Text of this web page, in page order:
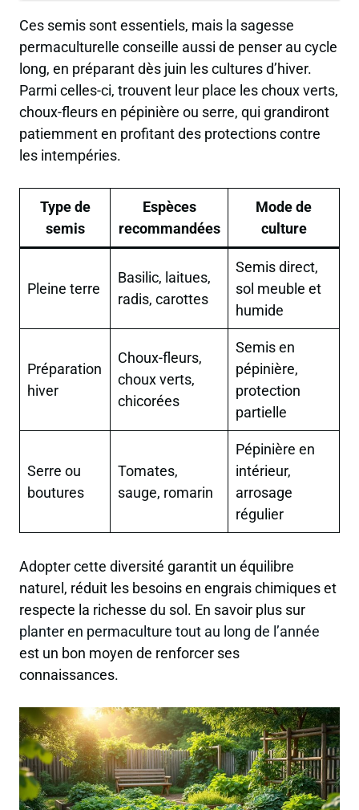
Ces semis sont essentiels, mais la sagesse
permaculturelle conseille aussi de penser au cycle
long, en préparant dès juin les cultures d’hiver.
Parmi celles-ci, trouvent leur place les choux verts,
choux-fleurs en pépinière ou serre, qui grandiront
patiemment en profitant des protections contre
les intempéries.
Type de
semis
Espèces
recommandées
Mode de
culture
Pleine terre
Basilic, laitues,
radis, carottes
Semis direct,
sol meuble et
humide
Préparation
hiver
Choux-fleurs,
choux verts,
chicorées
Semis en
pépinière,
protection
partielle
Serre ou
boutures
Tomates,
sauge, romarin
Pépinière en
intérieur,
arrosage
régulier
Adopter cette diversité garantit un équilibre
naturel, réduit les besoins en engrais chimiques et
respecte la richesse du sol. En savoir plus sur
planter en permaculture tout au long de l’année
est un bon moyen de renforcer ses
connaissances.